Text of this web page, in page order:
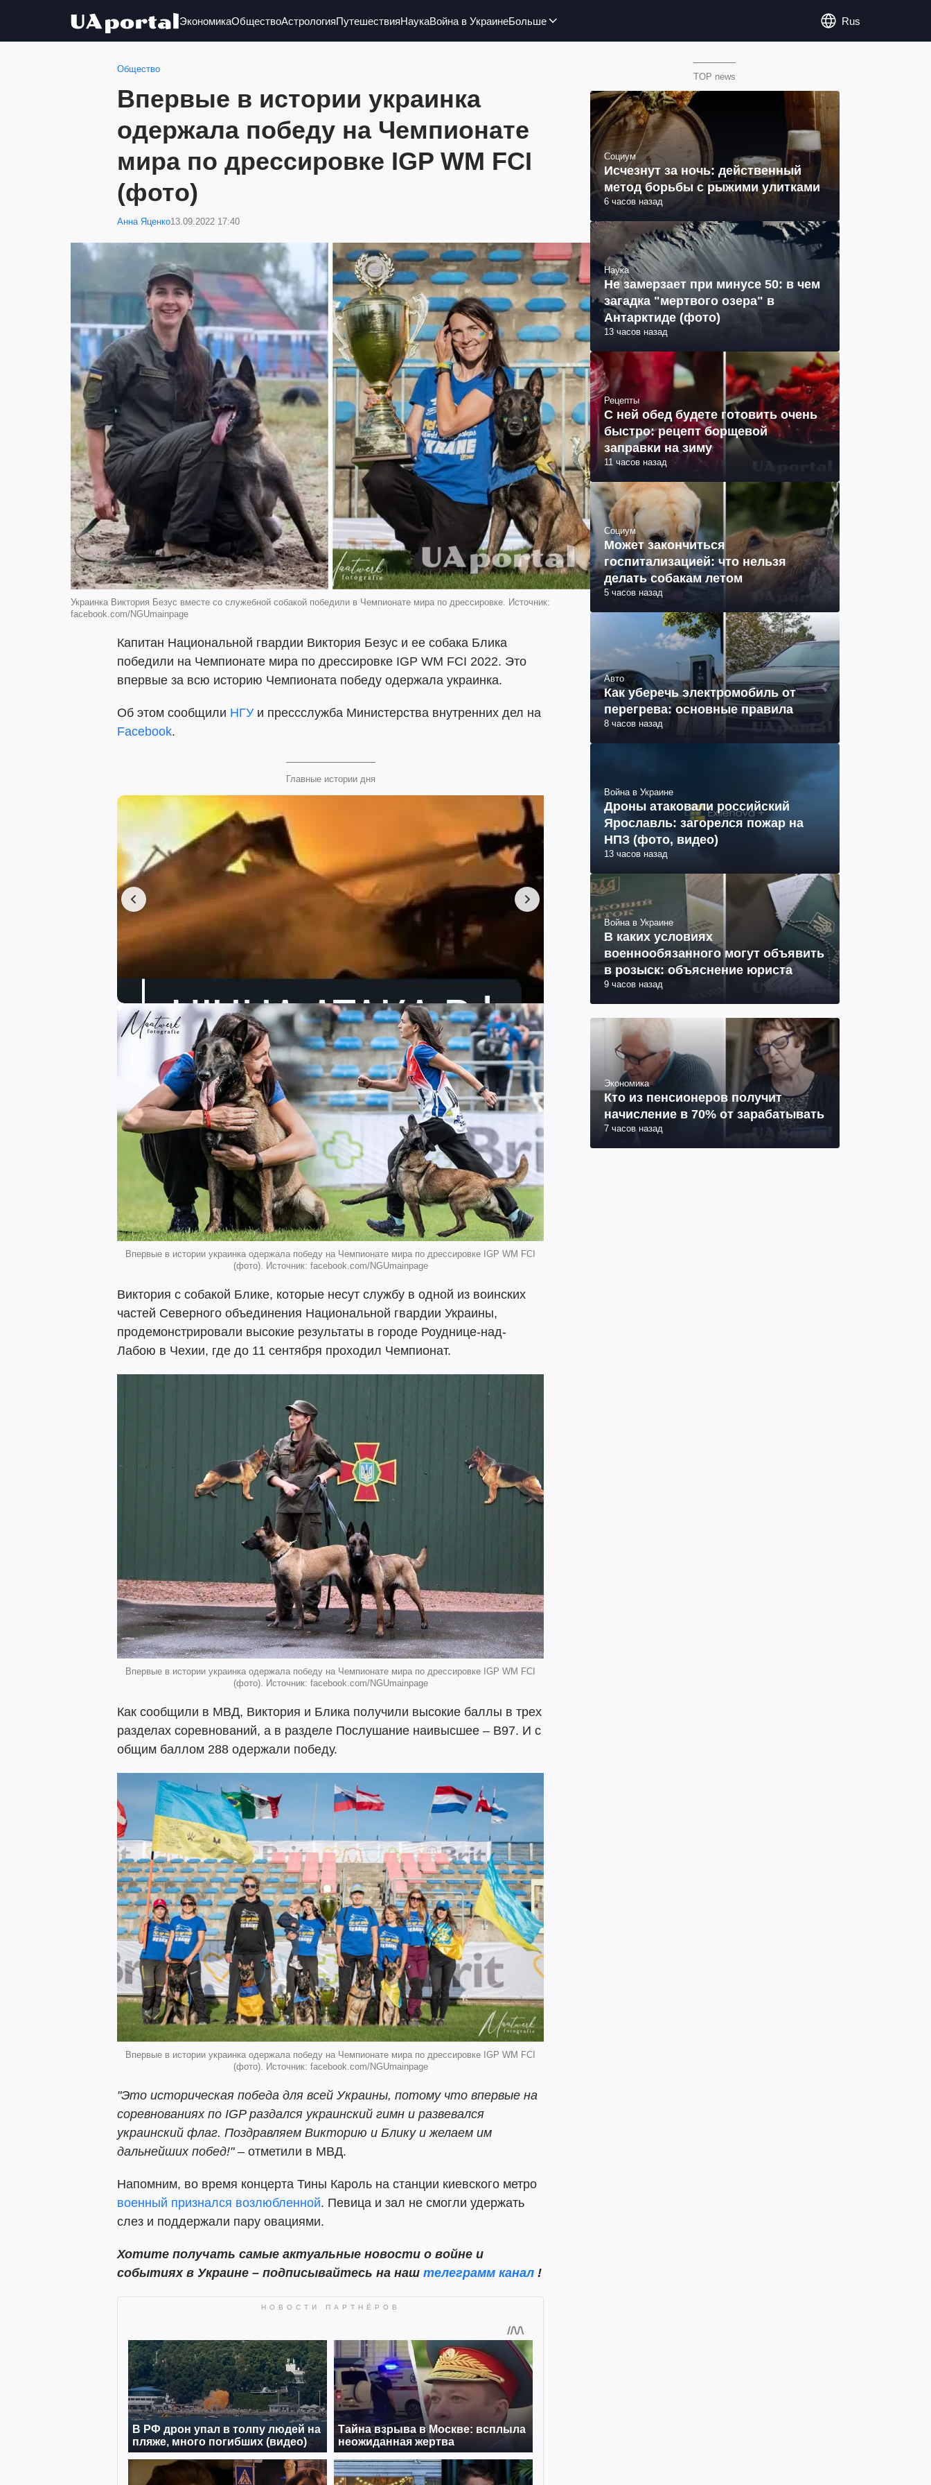
ЭкономикаОбществоАстрологияПутешествияНаукаВойна в УкраинеБольше Rus
Общество
Впервые в истории украинка
одержала победу на Чемпионате
мира по дрессировке IGP WM FCI
(фото)
Анна Яценко13.09.2022 17:40
Украинка Виктория Безус вместе со служебной собакой победили в Чемпионате мира по дрессировке. Источник:
facebook.com/NGUmainpage
Капитан Национальной гвардии Виктория Безус и ее собака Блика
победили на Чемпионате мира по дрессировке IGP WM FCI 2022. Это
впервые за всю историю Чемпионата победу одержала украинка.
Об этом сообщили НГУи прессслужба Министерства внутренних дел на
Facebook.
Главные истории дня
Впервые в истории украинка одержала победу на Чемпионате мира по дрессировке IGP WM FCI
(фото). Источник: facebook.com/NGUmainpage
Виктория с собакой Блике, которые несут службу в одной из воинских
частей Северного объединения Национальной гвардии Украины,
продемонстрировали высокие результаты в городе Роуднице-над-
Лабою в Чехии, где до 11 сентября проходил Чемпионат.
Впервые в истории украинка одержала победу на Чемпионате мира по дрессировке IGP WM FCI
(фото). Источник: facebook.com/NGUmainpage
Как сообщили в МВД, Виктория и Блика получили высокие баллы в трех
разделах соревнований, а в разделе Послушание наивысшее – В97. И с
общим баллом 288 одержали победу.
Впервые в истории украинка одержала победу на Чемпионате мира по дрессировке IGP WM FCI
(фото). Источник: facebook.com/NGUmainpage
"Это историческая победа для всей Украины, потому что впервые на
соревнованиях по IGP раздался украинский гимн и развевался
украинский флаг. Поздравляем Викторию и Блику и желаем им
дальнейших побед!"– отметили в МВД.
Напомним, во время концерта Тины Кароль на станции киевского метро
военный признался возлюбленной. Певица и зал не смогли удержать
слез и поддержали пару овациями.
Хотите получать самые актуальные новости о войне и
событиях в Украине – подписывайтесь на наш телеграмм канал !
TOP news
Социум
Исчезнут за ночь: действенный
метод борьбы с рыжими улитками
6 часов назад
Наука
Не замерзает при минусе 50: в чем
загадка "мертвого озера" в
Антарктиде (фото)
13 часов назад
Рецепты
С ней обед будете готовить очень
быстро: рецепт борщевой
заправки на зиму
11 часов назад
Социум
Может закончиться
госпитализацией: что нельзя
делать собакам летом
5 часов назад
Авто
Как уберечь электромобиль от
перегрева: основные правила
8 часов назад
Война в Украине
Дроны атаковали российский
Ярославль: загорелся пожар на
НПЗ (фото, видео)
13 часов назад
Война в Украине
В каких условиях
военнообязанного могут объявить
в розыск: объяснение юриста
9 часов назад
Экономика
Кто из пенсионеров получит
начисление в 70% от зарабатывать
7 часов назад